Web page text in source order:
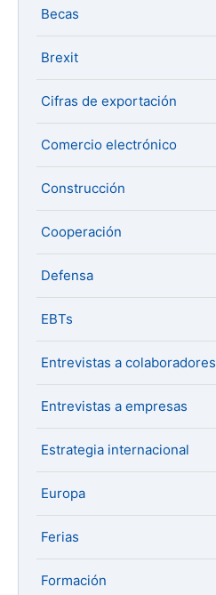
Becas
Brexit
Cifras de exportación
Comercio electrónico
Construcción
Cooperación
Defensa
EBTs
Entrevistas a colaboradores
Entrevistas a empresas
Estrategia internacional
Europa
Ferias
Formación